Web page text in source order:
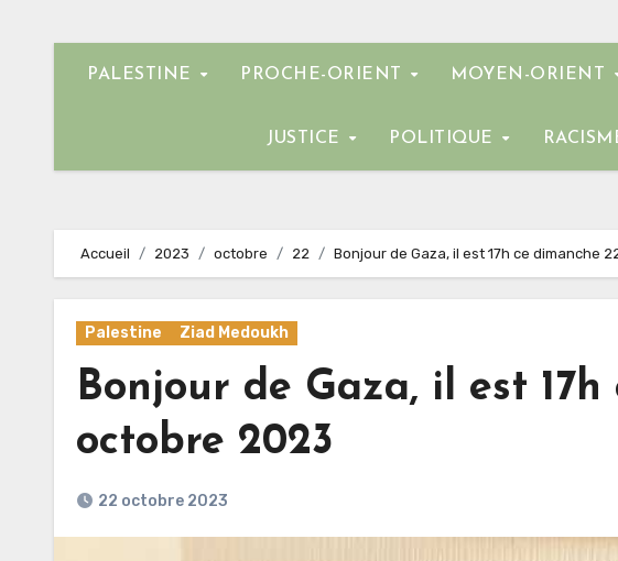
PALESTINE PROCHE-ORIENT MOYEN-ORIENT
JUSTICE POLITIQUE
Accueil 2023 octobre 22 Bonjour de Gaza, il est 17h ce dimanche
Palestine Ziad Medoukh
Bonjour de Gaza, il est
octobre 2023
22 octobre 2023